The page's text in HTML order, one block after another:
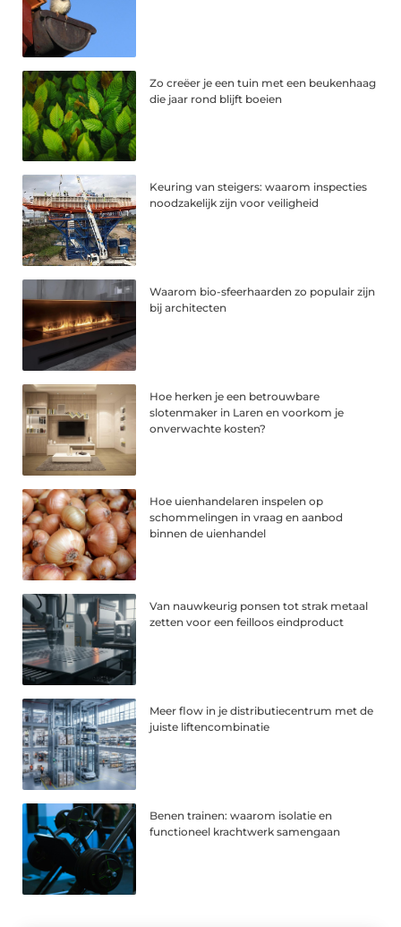
Zo creëer je een tuin met een beukenhaag
die jaar rond blijft boeien
Keuring van steigers: waarom inspecties
noodzakelijk zijn voor veiligheid
Waarom bio-sfeerhaarden zo populair zijn
bij architecten
Hoe herken je een betrouwbare
slotenmaker in Laren en voorkom je
onverwachte kosten?
Hoe uienhandelaren inspelen op
schommelingen in vraag en aanbod
binnen de uienhandel
Van nauwkeurig ponsen tot strak metaal
zetten voor een feilloos eindproduct
Meer flow in je distributiecentrum met de
juiste liftencombinatie
Benen trainen: waarom isolatie en
functioneel krachtwerk samengaan